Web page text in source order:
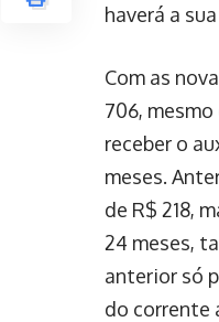
haverá a
Com as
706,
receber o
meses.
de R$ 218,
24 meses,
anterior só
do corrente